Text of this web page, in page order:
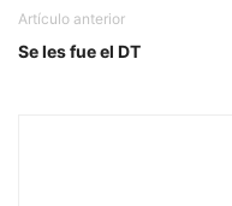
Artículo anterior
Se les fue el DT